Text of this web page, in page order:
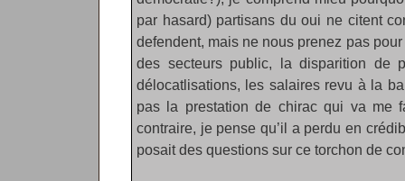
par hasard) partisans du oui ne citent
defendent, mais ne nous prenez pas
des secteurs public, la disparition de
délocatlisations, les salaires revu à la
pas la prestation de chirac qui va me
contraire, je pense qu’il a perdu en
posait des questions sur ce torchon de